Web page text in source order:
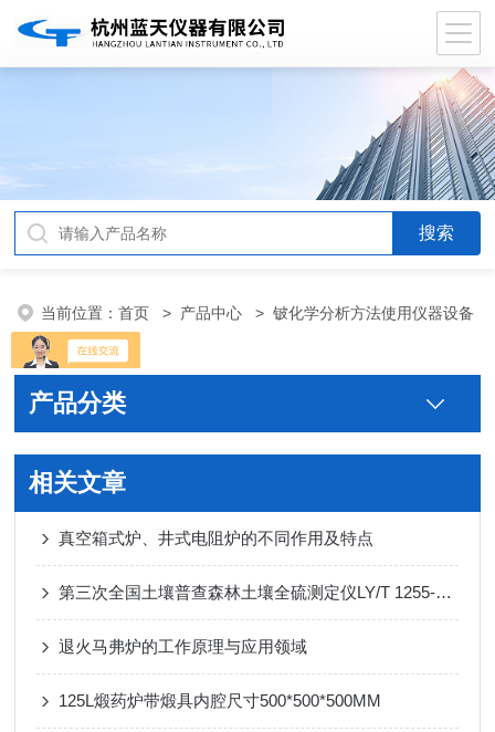
当前位置：首页 > 产品中心 >铍化学分析方法使用仪器设备
装置>
产品分类
相关文章
真空箱式炉、井式电阻炉的不同作用及特点
第三次全国土壤普查森林土壤全硫测定仪LY/T 1255-1999
退火马弗炉的工作原理与应用领域
125L煅药炉带煅具内腔尺寸500*500*500MM